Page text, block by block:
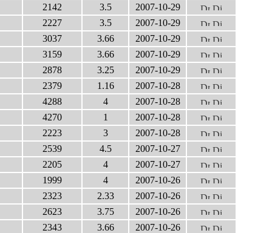
2142 3.5 2007-10-29
2227 3.5 2007-10-29
3037 3.66 2007-10-29
3159 3.66 2007-10-29
2878 3.25 2007-10-29
2379 1.16 2007-10-28
4288 4 2007-10-28
4270 1 2007-10-28
2223 3 2007-10-28
2539 4.5 2007-10-27
2205 4 2007-10-27
1999 4 2007-10-26
2323 2.33 2007-10-26
2623 3.75 2007-10-26
2343 3.66 2007-10-26